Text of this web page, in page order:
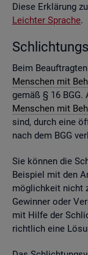
Diese Er­klä­rung
Leich­ter Spra­che.
Beim
Men­schen mit
gemäß § 16
Men­schen mit
sind, durch eine
nach dem BGG
Sie kön­nen die
Bei­spiel mit den
mög­lich­keit nicht
Ge­win­ner oder
mit Hilfe der
richt­lich eine